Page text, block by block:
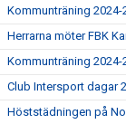
Kommunträning 2024-
Herrarna möter FBK
Kommunträning 2024-
Club Intersport dagar
Höststädningen på